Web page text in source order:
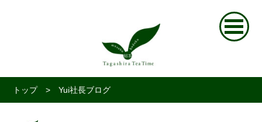
トップ> Yui社長ブログ